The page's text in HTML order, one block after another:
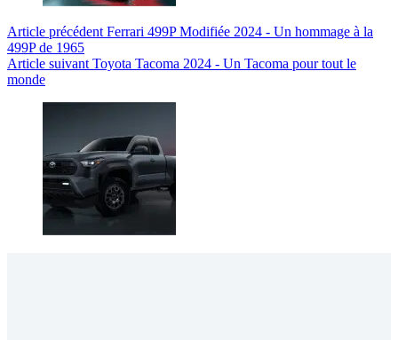
Article précédent Ferrari 499P Modifiée 2024 - Un hommage à la
499P de 1965
Article suivant Toyota Tacoma 2024 - Un Tacoma pour tout le
monde